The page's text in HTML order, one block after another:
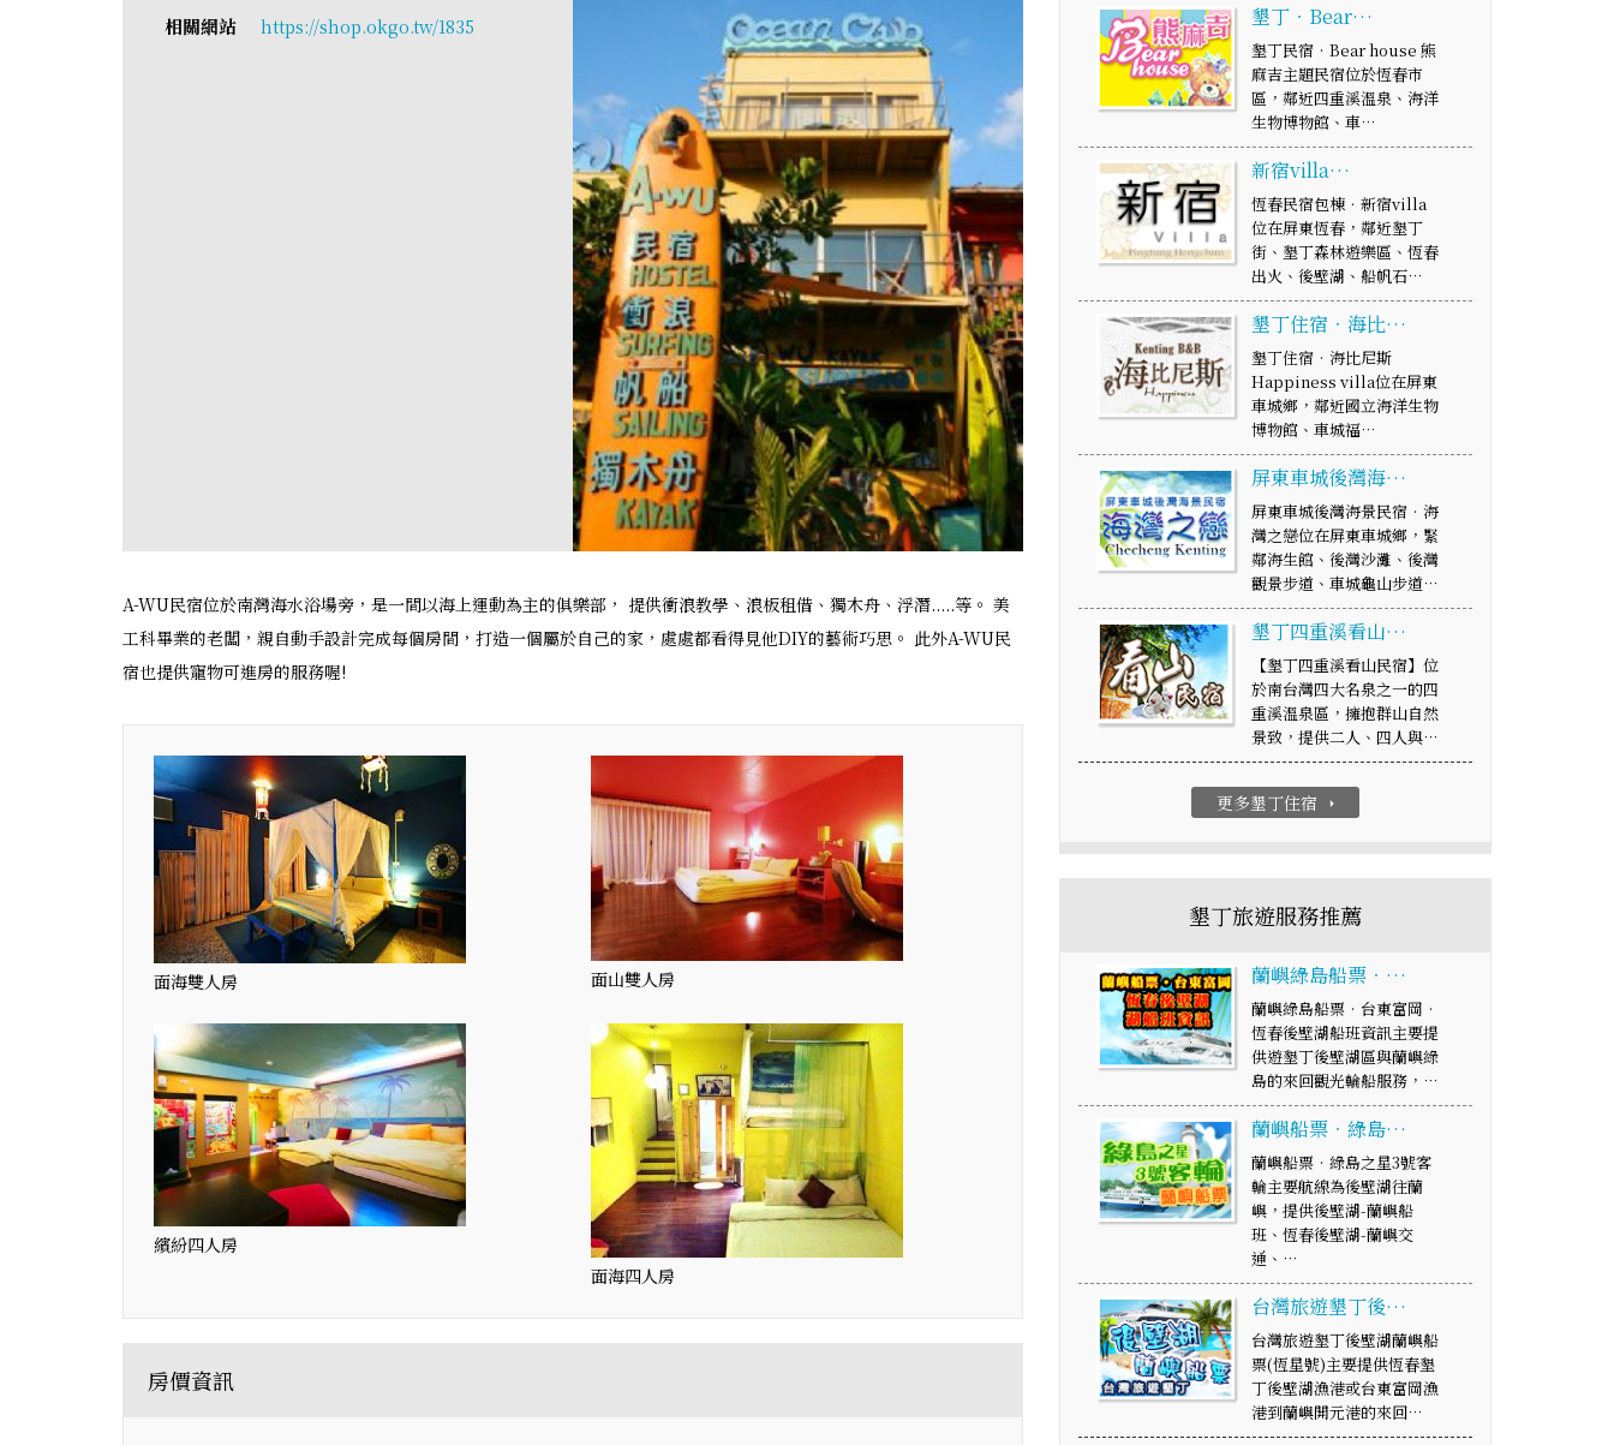
相關網站 https://shop.okgo.tw/1835
A-WU民宿位於南灣海水浴場旁，是一間以海上運動為主的俱樂部， 提供衝浪教學、浪板租借、獨木舟、浮潛.....等。 美
工科畢業的老闆，親自動手設計完成每個房間，打造一個屬於自己的家，處處都看得見他DIY的藝術巧思。 此外A-WU民
宿也提供寵物可進房的服務喔!
面海雙人房 面山雙人房
繽紛四人房
面海四人房
房價資訊
墾丁‧Bear…
墾丁民宿‧Bear house 熊
麻吉主題民宿位於恆春市
區，鄰近四重溪溫泉、海洋
生物博物館、車…
新宿villa…
恆春民宿包棟．新宿villa
位在屏東恆春，鄰近墾丁
街、墾丁森林遊樂區、恆春
出火、後壁湖、船帆石…
墾丁住宿‧海比…
墾丁住宿‧海比尼斯
Happiness villa位在屏東
車城鄉，鄰近國立海洋生物
博物館、車城福…
屏東車城後灣海…
屏東車城後灣海景民宿‧海
灣之戀位在屏東車城鄉，緊
鄰海生館、後灣沙灘、後灣
觀景步道、車城龜山步道…
墾丁四重溪看山…
【墾丁四重溪看山民宿】位
於南台灣四大名泉之一的四
重溪溫泉區，擁抱群山自然
景致，提供二人、四人與…
更多墾丁住宿 arrow_right
墾丁旅遊服務推薦
蘭嶼綠島船票‧…
蘭嶼綠島船票‧台東富岡‧
恆春後壁湖船班資訊主要提
供遊墾丁後壁湖區與蘭嶼綠
島的來回觀光輪船服務，…
蘭嶼船票‧綠島…
蘭嶼船票‧綠島之星3號客
輪主要航線為後壁湖往蘭
嶼，提供後壁湖-蘭嶼船
班、恆春後壁湖-蘭嶼交
通、…
台灣旅遊墾丁後…
台灣旅遊墾丁後壁湖蘭嶼船
票(恆星號)主要提供恆春墾
丁後壁湖漁港或台東富岡漁
港到蘭嶼開元港的來回…